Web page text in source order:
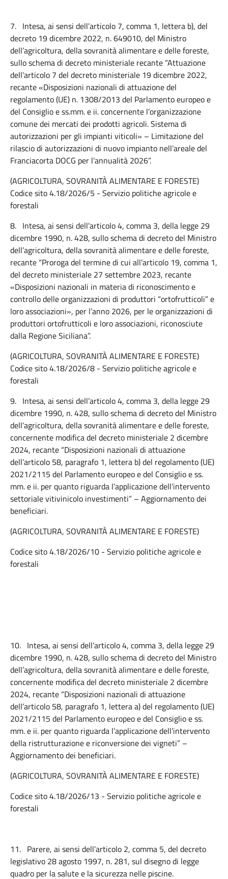
7. Intesa, ai sensi dell’articolo 7, comma 1, lettera b), del
decreto 19 dicembre 2022, n. 649010, del Ministro
dell’agricoltura, della sovranità alimentare e delle foreste,
sullo schema di decreto ministeriale recante “Attuazione
dell’articolo 7 del decreto ministeriale 19 dicembre 2022,
recante «Disposizioni nazionali di attuazione del
regolamento (UE) n. 1308/2013 del Parlamento europeo e
del Consiglio e ss.mm. e ii. concernente l’organizzazione
comune dei mercati dei prodotti agricoli. Sistema di
autorizzazioni per gli impianti viticoli» – Limitazione del
rilascio di autorizzazioni di nuovo impianto nell’areale del
Franciacorta DOCG per l’annualità 2026”.
(AGRICOLTURA, SOVRANITÀ ALIMENTARE E FORESTE)
Codice sito 4.18/2026/5 - Servizio politiche agricole e
forestali
8. Intesa, ai sensi dell’articolo 4, comma 3, della legge 29
dicembre 1990, n. 428, sullo schema di decreto del Ministro
dell’agricoltura, della sovranità alimentare e delle foreste,
recante “Proroga del termine di cui all’articolo 19, comma 1,
del decreto ministeriale 27 settembre 2023, recante
«Disposizioni nazionali in materia di riconoscimento e
controllo delle organizzazioni di produttori “ortofrutticoli” e
loro associazioni», per l’anno 2026, per le organizzazioni di
produttori ortofrutticoli e loro associazioni, riconosciute
dalla Regione Siciliana”.
(AGRICOLTURA, SOVRANITÀ ALIMENTARE E FORESTE)
Codice sito 4.18/2026/8 - Servizio politiche agricole e
forestali
9. Intesa, ai sensi dell’articolo 4, comma 3, della legge 29
dicembre 1990, n. 428, sullo schema di decreto del Ministro
dell’agricoltura, della sovranità alimentare e delle foreste,
concernente modifica del decreto ministeriale 2 dicembre
2024, recante “Disposizioni nazionali di attuazione
dell’articolo 58, paragrafo 1, lettera b) del regolamento (UE)
2021/2115 del Parlamento europeo e del Consiglio e ss.
mm. e ii. per quanto riguarda l’applicazione dell’intervento
settoriale vitivinicolo investimenti” – Aggiornamento dei
beneficiari.
(AGRICOLTURA, SOVRANITÀ ALIMENTARE E FORESTE)
Codice sito 4.18/2026/10 - Servizio politiche agricole e
forestali
10. Intesa, ai sensi dell’articolo 4, comma 3, della legge 29
dicembre 1990, n. 428, sullo schema di decreto del Ministro
dell’agricoltura, della sovranità alimentare e delle foreste,
concernente modifica del decreto ministeriale 2 dicembre
2024, recante “Disposizioni nazionali di attuazione
dell’articolo 58, paragrafo 1, lettera a) del regolamento (UE)
2021/2115 del Parlamento europeo e del Consiglio e ss.
mm. e ii. per quanto riguarda l’applicazione dell’intervento
della ristrutturazione e riconversione dei vigneti” –
Aggiornamento dei beneficiari.
(AGRICOLTURA, SOVRANITÀ ALIMENTARE E FORESTE)
Codice sito 4.18/2026/13 - Servizio politiche agricole e
forestali
11. Parere, ai sensi dell’articolo 2, comma 5, del decreto
legislativo 28 agosto 1997, n. 281, sul disegno di legge
quadro per la salute e la sicurezza nelle piscine.